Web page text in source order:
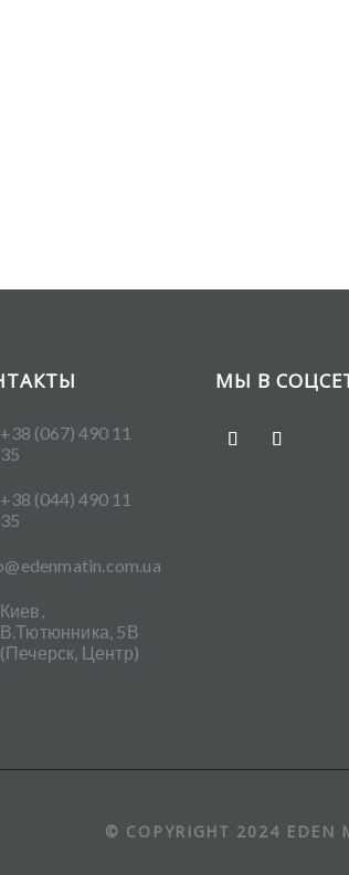
+38 (067) 490 11
35
+38 (044) 490 11
35
Киев,
В.Тютюнника, 5В
(Печерск, Центр)
МЫ В
© COPYRIGHT 2024 EDEN